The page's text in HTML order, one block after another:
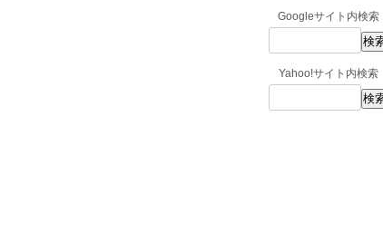
Googleサイト内検索
Yahoo!サイト内検索